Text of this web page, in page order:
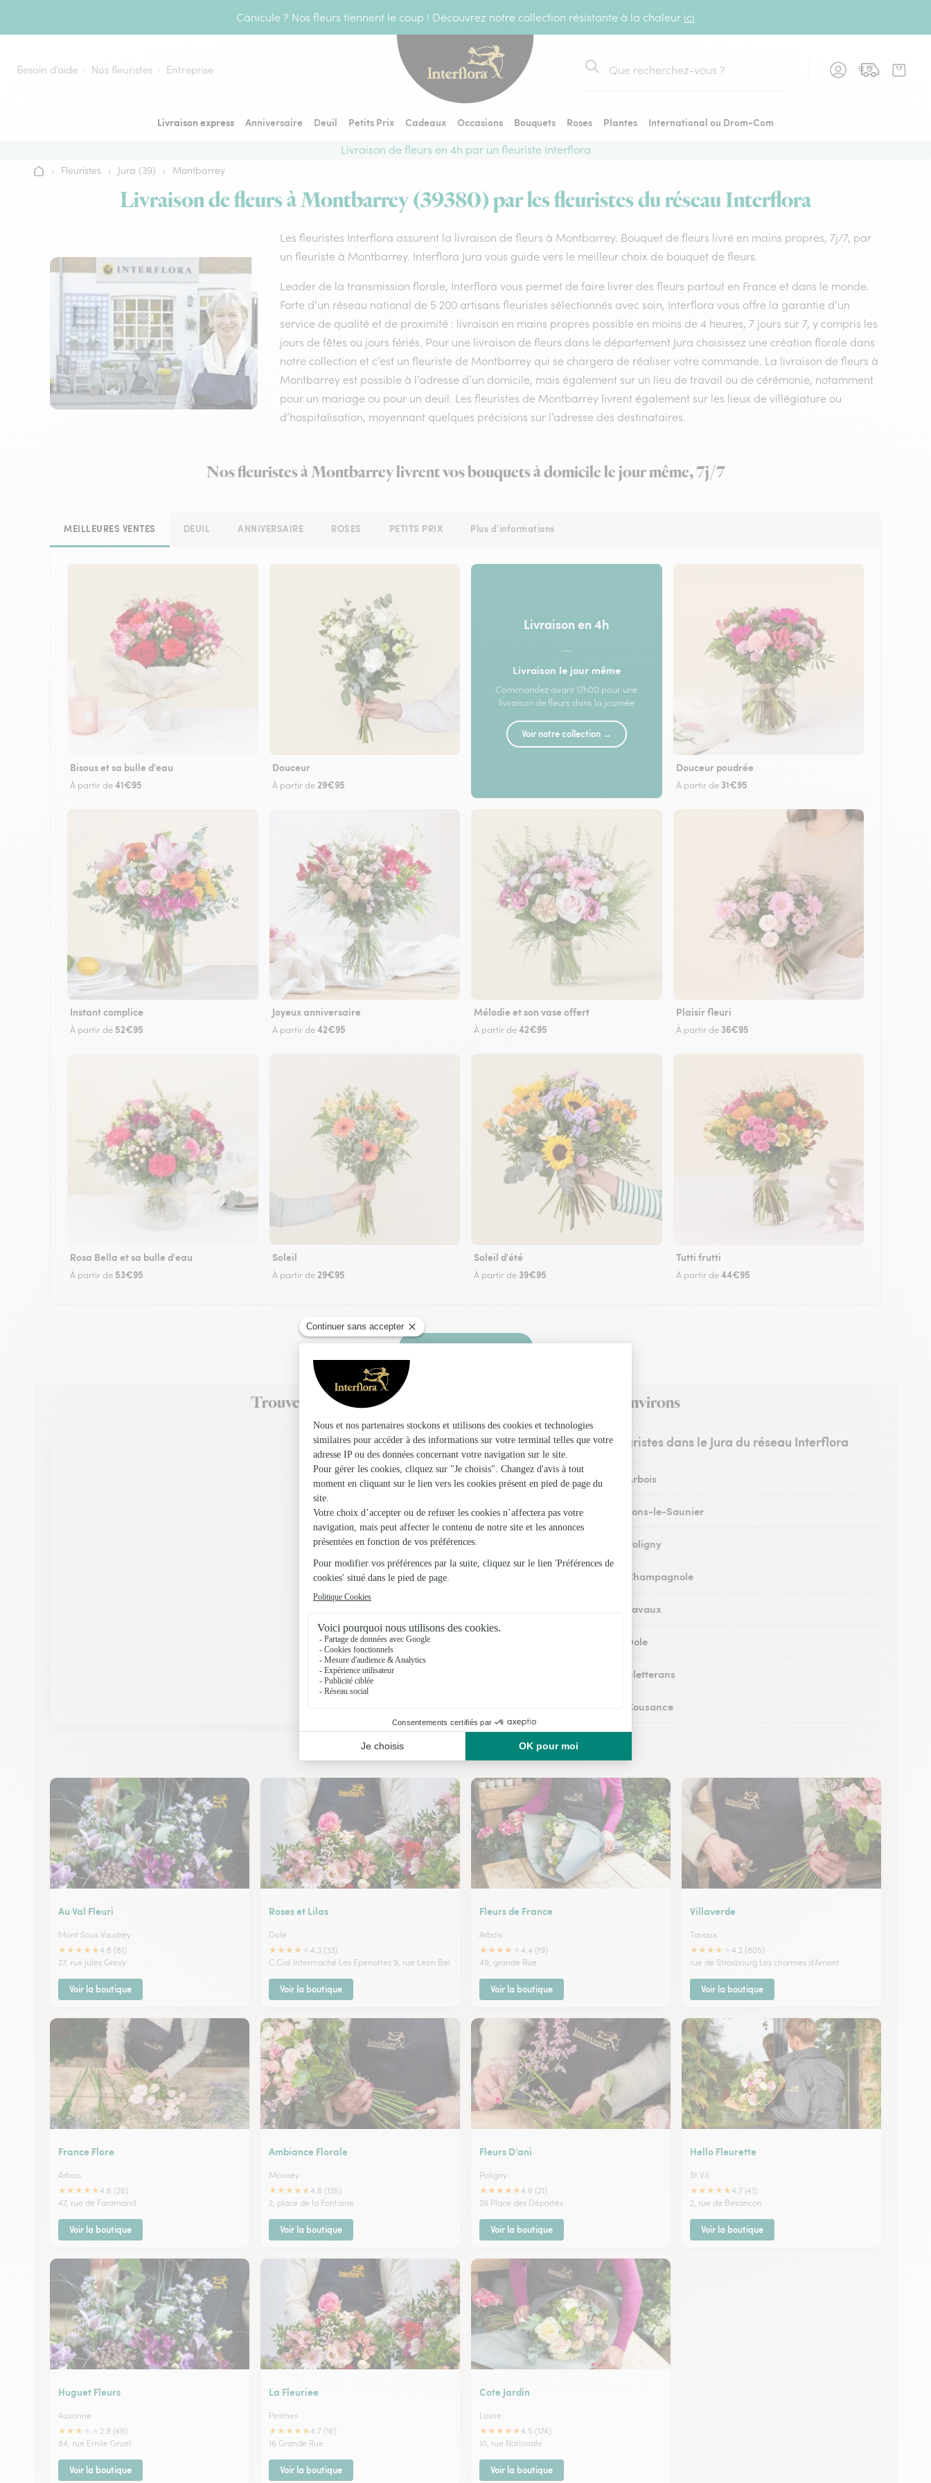
Canicule ? Nos fleurs tiennent le coup ! Découvrez notre collection résistante à la chaleur ici
Besoin d’aide Nos fleuristes Entreprise
Rechercher
Livraison express Anniversaire Deuil Petits Prix Cadeaux Occasions Bouquets Roses Plantes
International ou Drom-Com
Livraison de fleurs en 4h par un fleuriste Interflora
Accueil
› Fleuristes › Jura (39) › Montbarrey
Livraison de fleurs à Montbarrey (39380) par les fleuristes du réseau Interflora
Les fleuristes Interflora assurent la livraison de fleurs à Montbarrey. Bouquet de fleurs livré en mains propres, 7j/7, par
un fleuriste à Montbarrey. Interflora Jura vous guide vers le meilleur choix de bouquet de fleurs.
Leader de la transmission florale, Interflora vous permet de faire livrer des fleurs partout en France et dans le monde.
Forte d’un réseau national de 5 200 artisans fleuristes sélectionnés avec soin, Interflora vous offre la garantie d’un
service de qualité et de proximité : livraison en mains propres possible en moins de 4 heures, 7 jours sur 7, y compris les
jours de fêtes ou jours fériés. Pour une livraison de fleurs dans le département Jura choisissez une création florale dans
notre collection et c’est un fleuriste de Montbarrey qui se chargera de réaliser votre commande. La livraison de fleurs à
Montbarrey est possible à l’adresse d’un domicile, mais également sur un lieu de travail ou de cérémonie, notamment
pour un mariage ou pour un deuil. Les fleuristes de Montbarrey livrent également sur les lieux de villégiature ou
d’hospitalisation, moyennant quelques précisions sur l’adresse des destinataires.
Nos fleuristes à Montbarrey livrent vos bouquets à domicile le jour même, 7j/7
MEILLEURES VENTES DEUIL ANNIVERSAIRE ROSES PETITS PRIX Plus d'informations
Bisous et sa bulle d'eau
À partir de41€95
Douceur
À partir de 29€95
Livraison en 4h
—
Livraison le jour même
Commandez avant 17h00 pour une
livraison de fleurs dans la journée
Voir notre collection →
Douceur poudrée
À partir de 31€95
Instant complice
À partir de 52€95
Joyeux anniversaire
À partir de42€95
Mélodie et son vase offert
À partir de42€95
Plaisir fleuri
À partir de 36€95
Rosa Bella et sa bulle d'eau
À partir de 53€95
Soleil
À partir de 29€95
Soleil d'été
À partir de 39€95
Tutti frutti
À partir de44€95
Faire livrer des fleurs
Trouvez un fleuriste Interflora à Montbarrey et dans ses environs
Les fleuristes dans le Jura du réseau Interflora
Fleuristes à Arbois
Fleuristes à Lons-le-Saunier
Fleuristes à Poligny
Fleuristes à Champagnole
Fleuristes à Tavaux
Fleuristes à Dole
Fleuristes à Bletterans
Fleuristes à Cousance
Nos fleuristes à Montbarrey
Au Val Fleuri
Mont Sous Vaudrey
★★★★★4.8 (81)
27, rue Jules Grevy
Voir la boutique
Roses et Lilas
Dole
★★★★
4.3 (33)
C.Cial Intermaché Les Epenottes 9, rue Léon Bel
Voir la boutique
Fleurs de France
Arbois
★★★★
4.4 (19)
49, grande Rue
Voir la boutique
Villaverde
Tavaux
★★★★
4.2 (805)
rue de Strasbourg Les charmes d'Amont
Voir la boutique
France Flore
Arbois
★★★★★4.6 (26)
47, rue de Faramand
Voir la boutique
Ambiance Florale
Moissey
★★★★★4.8 (135)
2, place de la Fontaine
Voir la boutique
Fleurs D’ani
Poligny
★★★★★4.6 (21)
26 Place des Déportés
Voir la boutique
Hello Fleurette
St Vit
★★★★★4.7 (41)
2, rue de Besancon
Voir la boutique
Huguet Fleurs
Auxonne
★★★
2.9 (49)
84, rue Emile Gruet
Voir la boutique
La Fleuriee
Pesmes
★★★★★4.7 (16)
16 Grande Rue
Voir la boutique
Cote Jardin
Losne
★★★★★4.5 (174)
10, rue Nationale
Voir la boutique